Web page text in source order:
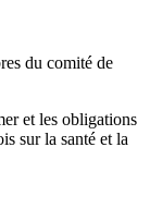
du comité de
et les obligations
sur la santé et la